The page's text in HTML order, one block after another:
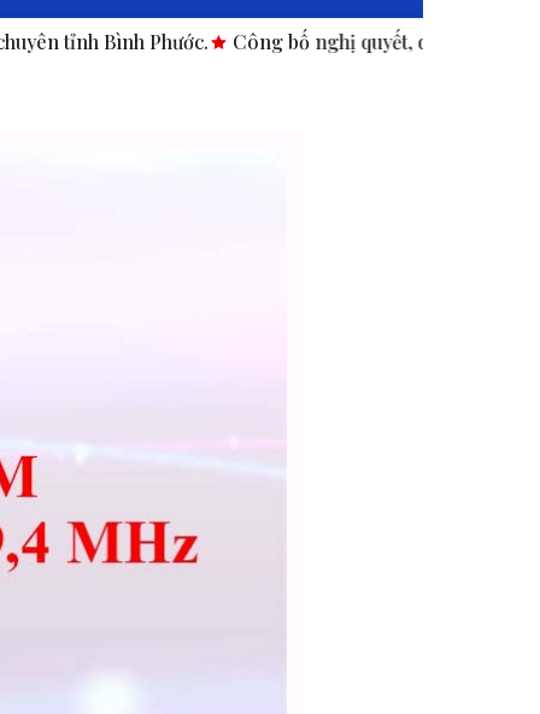
Bình Phước. Công bố nghị quyết, quyết định tại các xã,